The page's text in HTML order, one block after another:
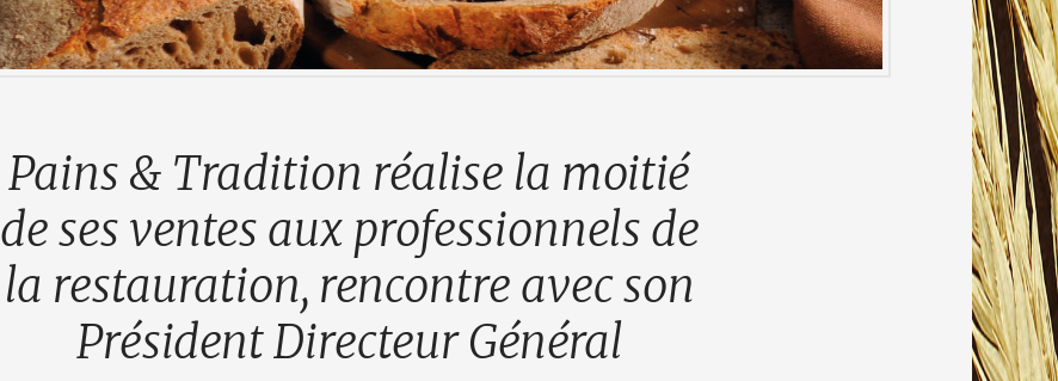
Pains & Tradition réalise la moitié
de ses ventes aux professionnels de
la restauration, rencontre avec son
Président Directeur Général